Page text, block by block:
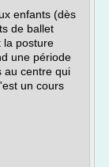
enfants (dès
de ballet
la posture
une période
au centre qui
un cours